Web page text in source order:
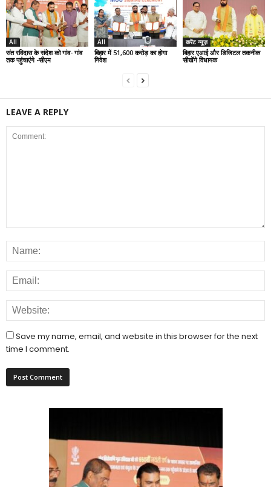
All
संत रविदास के संदेश को गांव- गांव
तक पहुंचाएंगे -सीएम
All
बिहार में 51,600 करोड़ का होगा
निवेश
करेंट न्यूज़
बिहार:एआई और डिजिटल तकनीक
सीखेंगे विधायक
LEAVE A REPLY
Save my name, email, and website in this browser for the next
time I comment.